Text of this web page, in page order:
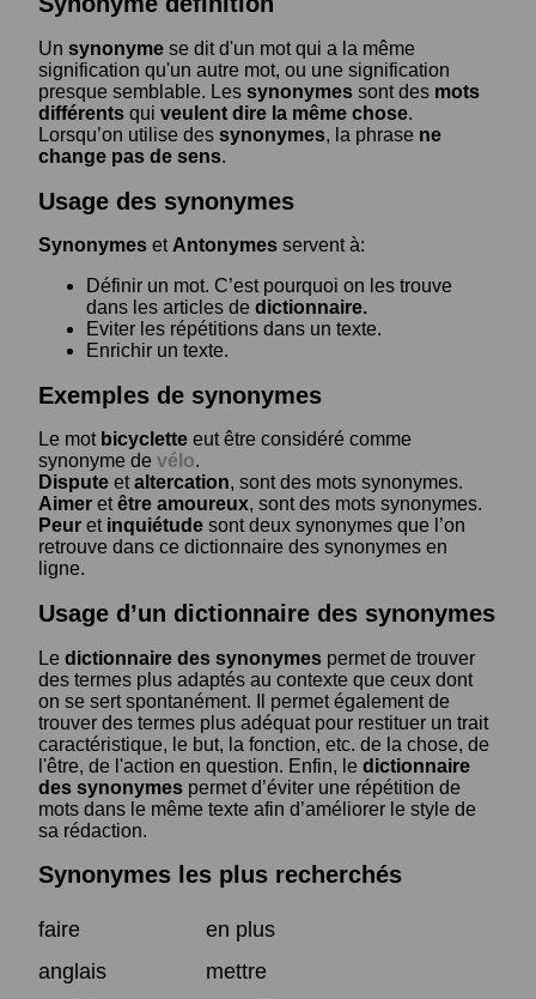
Un synonyme se dit d'un mot qui a la même
signification qu'un autre mot, ou une signification
presque semblable. Les synonymes sont des mots
différents qui veulent dire la même chose.
Lorsqu’on utilise des synonymes, la phrase ne
change pas de sens.
Usage des synonymes
Synonymes et Antonymes servent à:
Définir un mot. C’est pourquoi on les trouve
dans les articles de dictionnaire.
Eviter les répétitions dans un texte.
Enrichir un texte.
Exemples de synonymes
Le mot bicyclette eut être considéré comme
synonyme de vélo.
Dispute etaltercation, sont des mots synonymes.
Aimer etêtre amoureux, sont des mots synonymes.
Peur et inquiétude sont deux synonymes que l’on
retrouve dans ce dictionnaire des synonymes en
ligne.
Usage d’un dictionnaire des synonymes
Le dictionnaire des synonymes permet de trouver
des termes plus adaptés au contexte que ceux dont
on se sert spontanément. Il permet également de
trouver des termes plus adéquat pour restituer un trait
caractéristique, le but, la fonction, etc. de la chose, de
l'être, de l'action en question. Enfin, le dictionnaire
des synonymes permet d’éviter une répétition de
mots dans le même texte afin d’améliorer le style de
sa rédaction.
Synonymes les plus recherchés
faire
en plus
anglais
mettre